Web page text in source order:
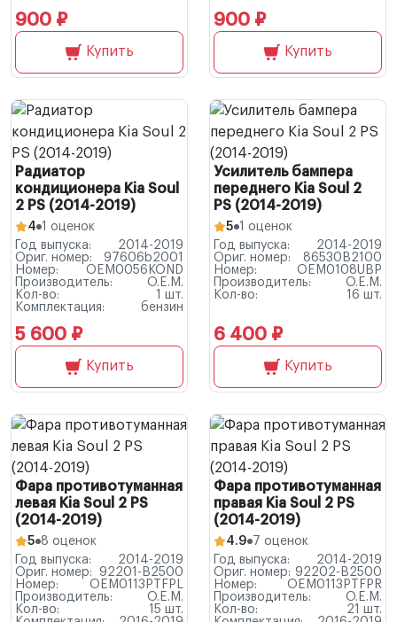
900 ₽
Купить
900 ₽
Купить
Радиатор
кондиционера Kia Soul
2 PS (2014-2019)
4 1 оценок
Год выпуска:
2014-2019
Ориг. номер:
97606b2001
Номер:
OEM0056KOND
Производитель:
O.E.M.
Кол-во:
1 шт.
Комплектация:
бензин
5 600 ₽
Купить
Усилитель бампера
переднего Kia Soul 2
PS (2014-2019)
5 1 оценок
Год выпуска:
2014-2019
Ориг. номер:
86530B2100
Номер:
OEM0108UBP
Производитель:
O.E.M.
Кол-во:
16 шт.
6 400 ₽
Купить
Фара противотуманная
левая Kia Soul 2 PS
(2014-2019)
5 8 оценок
Год выпуска:
2014-2019
Ориг. номер:
92201-B2500
Номер:
OEM0113PTFPL
Производитель:
O.E.M.
Кол-во:
15 шт.
Фара противотуманная
правая Kia Soul 2 PS
(2014-2019)
4.9
7 оценок
Год выпуска:
2014-2019
Ориг. номер: 92202-B2500
Номер:
OEM0113PTFPR
Производитель:
O.E.M.
Кол-во:
21 шт.